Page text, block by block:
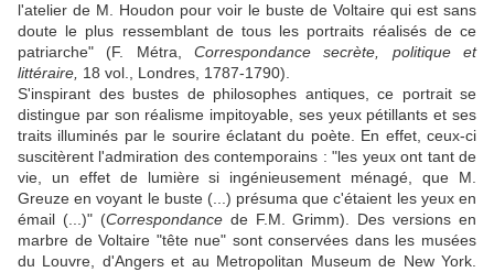
l'atelier de M. Houdon pour voir le buste de Voltaire qui est sans
doute le plus ressemblant de tous les portraits réalisés de ce
patriarche" (F. Métra, Correspondance secrète, politique et
littéraire, 18 vol., Londres, 1787-1790).
S'inspirant des bustes de philosophes antiques, ce portrait se
distingue par son réalisme impitoyable, ses yeux pétillants et ses
traits illuminés par le sourire éclatant du poète. En effet, ceux-ci
suscitèrent l'admiration des contemporains : "les yeux ont tant de
vie, un effet de lumière si ingénieusement ménagé, que M.
Greuze en voyant le buste (...) présuma que c'étaient les yeux en
émail (...)" (Correspondancede F.M. Grimm). Des versions en
marbre de Voltaire "tête nue" sont conservées dans les musées
du Louvre, d'Angers et au Metropolitan Museum de New York.